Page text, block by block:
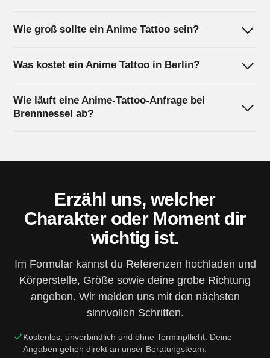
Wie groß sollte ein Anime Tattoo sein?
Was kostet ein Anime Tattoo in Berlin?
Wie läuft eine Anime-Tattoo-Anfrage bei
Brennnessel ab?
Erzähl uns, welcher
Charakter oder Moment dir
wichtig ist.
Im Formular kannst du Referenzen hochladen und
Körperstelle, Größe sowie deine grobe Richtung
angeben. Wir melden uns mit den nächsten
sinnvollen Schritten.
Kostenlos, unverbindlich und ohne Terminpflicht. Deine
Angaben gehen direkt an unser Beratungsteam.